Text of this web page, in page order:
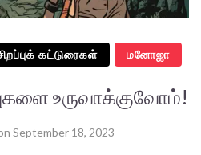
கட்டுரைகள் மனோஜா
உருவாக்குவோம்!
September 18, 2023